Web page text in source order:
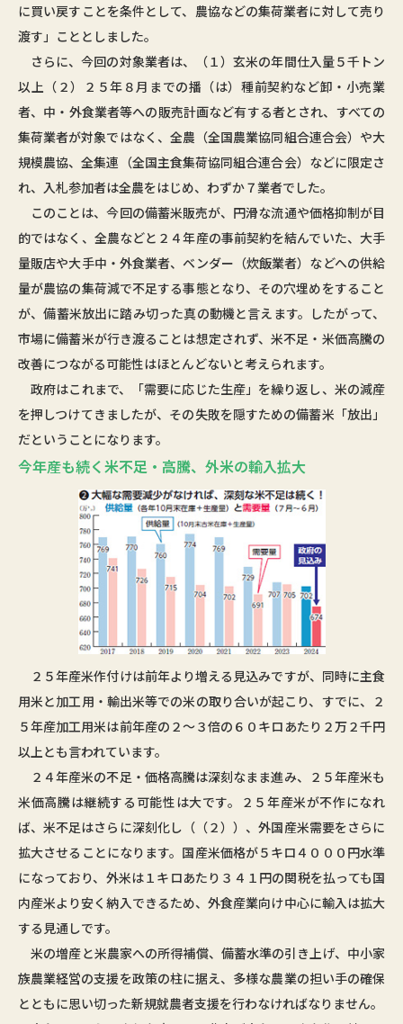
に買い戻すことを条件として、農協などの集荷業者に対して売り
渡す」こととしました。
さらに、今回の対象業者は、（１）玄米の年間仕入量５千トン
以上（２）２５年８月までの播（は）種前契約など卸・小売業
者、中・外食業者等への販売計画など有する者とされ、すべての
集荷業者が対象ではなく、全農（全国農業協同組合連合会）や大
規模農協、全集連（全国主食集荷協同組合連合会）などに限定さ
れ、入札参加者は全農をはじめ、わずか７業者でした。
このことは、今回の備蓄米販売が、円滑な流通や価格抑制が目
的ではなく、全農などと２４年産の事前契約を結んでいた、大手
量販店や大手中・外食業者、ベンダー（炊飯業者）などへの供給
量が農協の集荷減で不足する事態となり、その穴埋めをすること
が、備蓄米放出に踏み切った真の動機と言えます。したがって、
市場に備蓄米が行き渡ることは想定されず、米不足・米価高騰の
改善につながる可能性はほとんどないと考えられます。
政府はこれまで、「需要に応じた生産」を繰り返し、米の減産
を押しつけてきましたが、その失敗を隠すための備蓄米「放出」
だということになります。
今年産も続く米不足・高騰、外米の輸入拡大
２５年産米作付けは前年より増える見込みですが、同時に主食
用米と加工用・輸出米等での米の取り合いが起こり、すでに、２
５年産加工用米は前年産の２～３倍の６０キロあたり２万２千円
以上とも言われています。
２４年産米の不足・価格高騰は深刻なまま進み、２５年産米も
米価高騰は継続する可能性は大です。２５年産米が不作になれ
ば、米不足はさらに深刻化し（（２））、外国産米需要をさらに
拡大させることになります。国産米価格が５キロ４０００円水準
になっており、外米は１キロあたり３４１円の関税を払っても国
内産米より安く納入できるため、外食産業向け中心に輸入は拡大
する見通しです。
米の増産と米農家への所得補償、備蓄水準の引き上げ、中小家
族農業経営の支援を政策の柱に据え、多様な農業の担い手の確保
とともに思い切った新規就農者支援を行わなければなりません。